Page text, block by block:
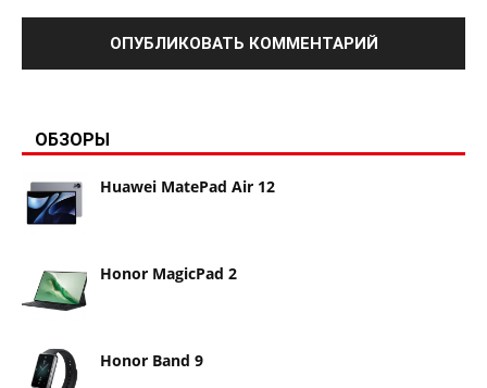
ОБЗОРЫ
Huawei MatePad Air 12
Honor MagicPad 2
Honor Band 9